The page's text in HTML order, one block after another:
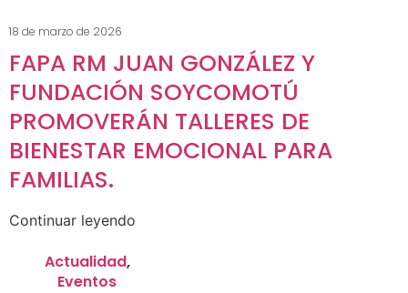
18 de marzo de 2026
FAPA RM JUAN GONZÁLEZ Y
FUNDACIÓN SOYCOMOTÚ
PROMOVERÁN TALLERES DE
BIENESTAR EMOCIONAL PARA
FAMILIAS.
Continuar leyendo
Actualidad,
Eventos